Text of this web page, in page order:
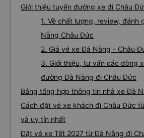
Giới thiệu tuyến đường xe đi Châu
1. Về chất lượng, review, đánh
Nẵng Châu Đức
2. Giá vé xe Đà Nẵng - Châu
3. Giới thiệu, tư vấn các dòng
đường Đà Nẵng đi Châu Đức
Bảng tổng hợp thông tin nhà xe Đà
Cách đặt vé xe khách đi Châu Đức
và uy tín nhất
Đặt vé xe Tết 2027 từ Đà Nẵng đi